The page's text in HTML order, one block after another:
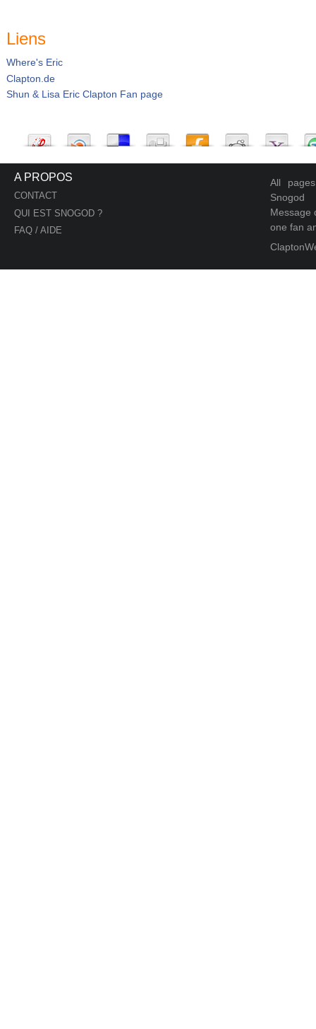
Liens
Where's Eric
Clapton.de
Shun & Lisa Eric Clapton Fan page
A PROPOS
CONTACT
QUI EST SNOGOD ?
FAQ / AIDE
All
Snogod
Message
one fan